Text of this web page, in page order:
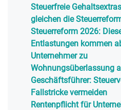
Steuerfreie
gleichen die
Steuerreform 2026:
Entlastungen kommen
Unternehmer zu
Wohnungsüberlassung
Geschäftsführer:
Fallstricke vermeiden
Rentenpflicht für